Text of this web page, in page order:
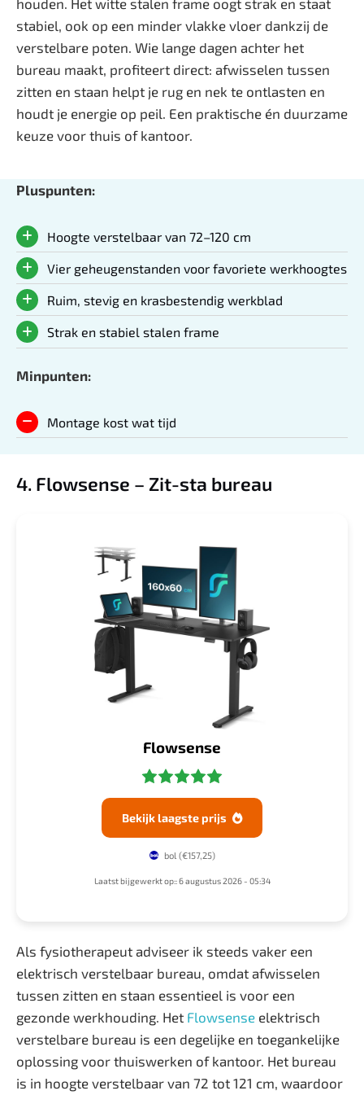
stabiel, ook op een minder vlakke vloer dankzij de
verstelbare poten. Wie lange dagen achter het
bureau maakt, profiteert direct: afwisselen tussen
zitten en staan helpt je rug en nek te ontlasten en
houdt je energie op peil. Een praktische én duurzame
keuze voor thuis of kantoor.
Pluspunten:
Hoogte verstelbaar van 72–120 cm
Vier geheugenstanden voor favoriete werkhoogtes
Ruim, stevig en krasbestendig werkblad
Strak en stabiel stalen frame
Minpunten:
Montage kost wat tijd
4. Flowsense – Zit-sta bureau
Flowsense
Bekijk laagste prijs 
bol (€157,25)
Laatst bijgewerkt op:: 6 augustus 2026 - 05:34
Als fysiotherapeut adviseer ik steeds vaker een
elektrisch verstelbaar bureau, omdat afwisselen
tussen zitten en staan essentieel is voor een
gezonde werkhouding. Het Flowsenseelektrisch
verstelbare bureau is een degelijke en toegankelijke
oplossing voor thuiswerken of kantoor. Het bureau
is in hoogte verstelbaar van 72 tot 121 cm, waardoor